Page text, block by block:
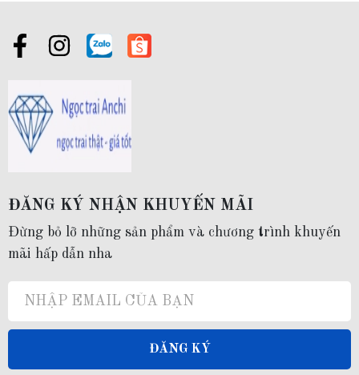
bạn có thể lựa chọn để dành tặng cho những người thân yêu như một lời
-------------------------------------------------------
Mã sản phẩm: K60TT78
Khung và dây bông tai bằng bạc ta nguyên chất S99
ĐĂNG KÝ NHẬN KHUYẾN MÃI
Đừng bỏ lỡ những sản phẩm và chương trình khuyến
mãi hấp dẫn nha
ĐĂNG KÝ